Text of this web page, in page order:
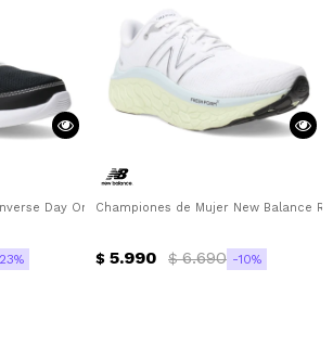
Day One Trainer OX Converse - Negro -
23
Championes de Mujer New Balance
$ 5.990 $ 6.690 10